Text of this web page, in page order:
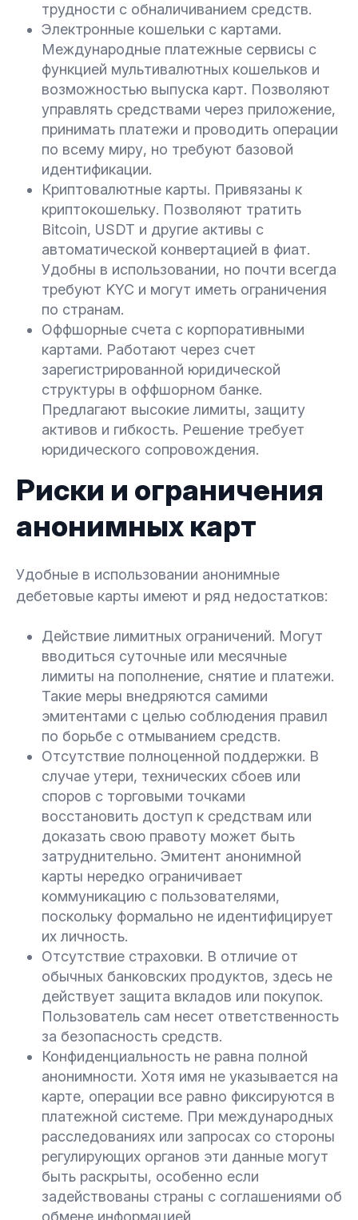
трудности с обналичиванием средств.
Электронные кошельки с картами.
Международные платежные сервисы с
функцией мультивалютных кошельков и
возможностью выпуска карт. Позволяют
управлять средствами через приложение,
принимать платежи и проводить операции
по всему миру, но требуют базовой
идентификации.
Криптовалютные карты. Привязаны к
криптокошельку. Позволяют тратить
Bitcoin, USDT и другие активы с
автоматической конвертацией в фиат.
Удобны в использовании, но почти всегда
требуют KYC и могут иметь ограничения
по странам.
Оффшорные счета с корпоративными
картами. Работают через счет
зарегистрированной юридической
структуры в оффшорном банке.
Предлагают высокие лимиты, защиту
активов и гибкость. Решение требует
юридического сопровождения.
Риски и ограничения
анонимных карт
Удобные в использовании анонимные
дебетовые карты имеют и ряд недостатков:
Действие лимитных ограничений. Могут
вводиться суточные или месячные
лимиты на пополнение, снятие и платежи.
Такие меры внедряются самими
эмитентами с целью соблюдения правил
по борьбе с отмыванием средств.
Отсутствие полноценной поддержки. В
случае утери, технических сбоев или
споров с торговыми точками
восстановить доступ к средствам или
доказать свою правоту может быть
затруднительно. Эмитент анонимной
карты нередко ограничивает
коммуникацию с пользователями,
поскольку формально не идентифицирует
их личность.
Отсутствие страховки. В отличие от
обычных банковских продуктов, здесь не
действует защита вкладов или покупок.
Пользователь сам несет ответственность
за безопасность средств.
Конфиденциальность не равна полной
анонимности. Хотя имя не указывается на
карте, операции все равно фиксируются в
платежной системе. При международных
расследованиях или запросах со стороны
регулирующих органов эти данные могут
быть раскрыты, особенно если
задействованы страны с соглашениями об
обмене информацией.